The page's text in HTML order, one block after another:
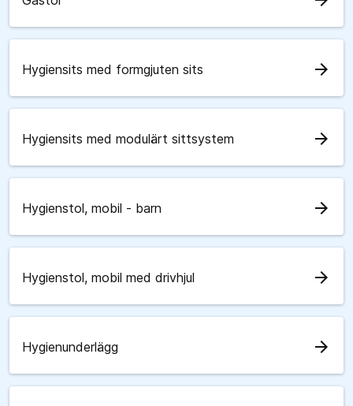
Hygiensits med formgjuten sits arrow_forward
Hygiensits med modulärt sittsystem arrow_forward
Hygienstol, mobil - barn arrow_forward
Hygienstol, mobil med drivhjul arrow_forward
Hygienunderlägg arrow_forward